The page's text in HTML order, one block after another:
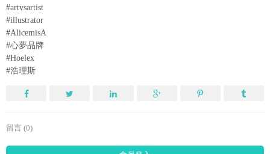
#artvsartist
#illustrator
#AlicemisA
#心夢品牌
#Hoelex
#浩理斯
留言 (0)